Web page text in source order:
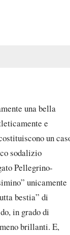
una bella
e
un
sodalizio
Pellegrino-
unicamente
bestia” di
in grado di
brillanti. E,